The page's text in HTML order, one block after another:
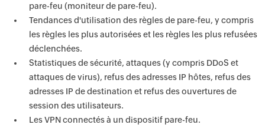
pare-feu (moniteur de pare-feu).
Tendances d'utilisation des règles de pare-feu, y compris
les règles les plus autorisées et les règles les plus refusées
déclenchées.
Statistiques de sécurité, attaques (y compris DDoS et
attaques de virus), refus des adresses IP hôtes, refus des
adresses IP de destination et refus des ouvertures de
session des utilisateurs.
Les VPN connectés à un dispositif pare-feu.